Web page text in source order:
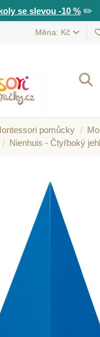
se slevou -10 %✏️
Měna: Kč
pomůcky
Nienhuis - Čtyřboký